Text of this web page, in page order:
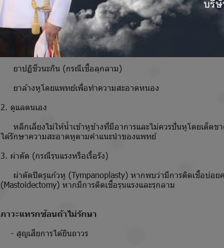
การรักษา
1. ใช้ยา
ยาหยอดหูฆ่าเชื้อ เช่น ciprofloxacin
ยาปฏิชีวนะกิน (กรณีเชื้อลุกลาม)
ยาล้างหูโดยแพทย์เพื่อทำความสะอาดหนอง
2. ดูแลตนเอง
หลีกเลี่ยงไม่ให้น้ำเข้าหูข้างที่มีอาการและไม่ควรปั่นหูโดยเด็ดขา
ได้รักษาความสะอาดหูตามคำแนะนำของแพทย์
3. ผ่าตัด (กรณีรุนแรงหรือเรื้อรัง)
ผ่าตัดปิดรูแก้วหู (Tympanoplasty) หากพบว่ามีการติดเชื้อบ่อย
(Mastoidectomy) หากมีการติดเชื้อรุนแรงและรุกลาม
ภาวะแทรกซ้อนถ้าไม่รักษา
- สูญเสียการได้ยินถาวร